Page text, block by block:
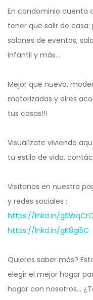
En condominio cuenta
tener que salir de
salones de eventos,
infantil y más…
Mejor que nuevo,
motorizadas y aires
tus cosas!!!
Visualízate viviendo
tu estilo de vida,
Visítanos en nuestra
y redes sociales :
https://lnkd.in/
https://lnkd.in/gK8gi5C
Quieres saber más?
elegir el mejor hogar
hogar con nosotros…